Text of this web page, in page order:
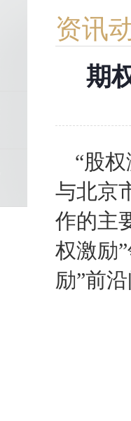
资讯
期
“股
与北京
作的主
权激励
励”前